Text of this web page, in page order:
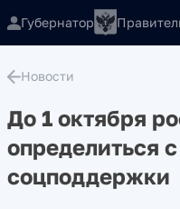
Губернатор
Новости
До 1 октября
определиться
соцподдержки